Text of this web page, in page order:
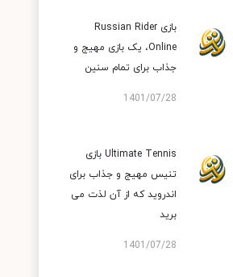
بازی Russian Rider
Online‏، یک بازی مهیج و
جذاب برای تمام سنین
1401/07/28
Ultimate Tennis بازی
تنیس مهیج و جذاب برای
اندروید که از آن لذت می
برید
1401/07/28